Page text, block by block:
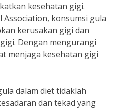
kesehatan gigi.
konsumsi gula
kerusakan gigi dan
Dengan mengurangi
menjaga kesehatan gigi
dalam diet tidaklah
dan tekad yang